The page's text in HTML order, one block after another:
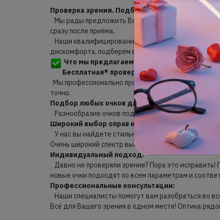
Проверка зрения. Подбор очков, контактных
Мы рады предложить Вам проверку зрения,
сразу после приёма.
Наши квалифицированные специалисты
дискомфорта, подберём верную коррекцию.
Что мы предлагаем?
Бесплатная* проверка зрения:
Мы профессионально проведем диагностику, и
точно.
Подбор любых очков для мужчин и женщин:
Разнообразие очков под любые нужды.
Широкий выбор оправ и линз:
У нас вы найдете стильные и удобные мужские,
Очень широкий спектр выбора линз для очков.
Индивидуальный подход:
Давно не проверяли зрение? Пора это
новые очки подходят по всем параметрам и
Профессиональные консультации:
Наши специалисты помогут вам разобраться во
Всё для Вашего зрения в одном месте! Оптика